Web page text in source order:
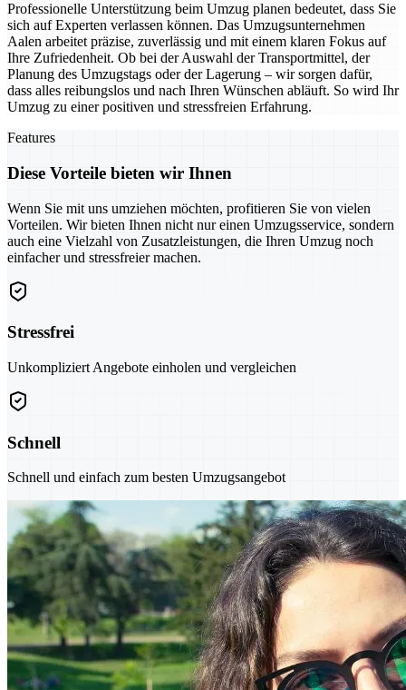
Professionelle Unterstützung beim Umzug planen bedeutet, dass Sie
sich auf Experten verlassen können. Das Umzugsunternehmen
Aalen arbeitet präzise, zuverlässig und mit einem klaren Fokus auf
Ihre Zufriedenheit. Ob bei der Auswahl der Transportmittel, der
Planung des Umzugstags oder der Lagerung – wir sorgen dafür,
dass alles reibungslos und nach Ihren Wünschen abläuft. So wird Ihr
Umzug zu einer positiven und stressfreien Erfahrung.
Features
Diese Vorteile bieten wir Ihnen
Wenn Sie mit uns umziehen möchten, profitieren Sie von vielen
Vorteilen. Wir bieten Ihnen nicht nur einen Umzugsservice, sondern
auch eine Vielzahl von Zusatzleistungen, die Ihren Umzug noch
einfacher und stressfreier machen.
Stressfrei
Unkompliziert Angebote einholen und vergleichen
Schnell
Schnell und einfach zum besten Umzugsangebot